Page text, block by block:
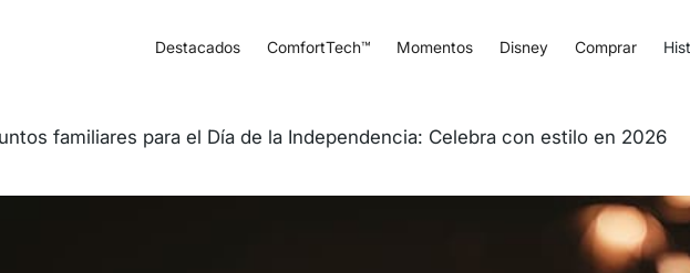
Destacados ComfortTech™ Momentos Disney Comprar
familiares para el Día de la Independencia: Celebra con estilo en 2026